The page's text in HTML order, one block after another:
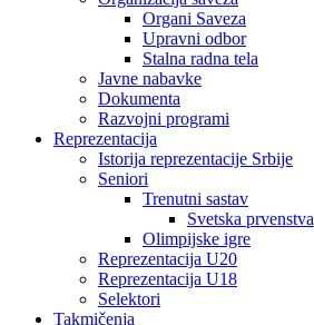
Organi Saveza
Upravni odbor
Stalna radna tela
Javne nabavke
Dokumenta
Razvojni programi
Reprezentacija
Istorija reprezentacije Srbije
Seniori
Trenutni sastav
Svetska prvenstva
Olimpijske igre
Reprezentacija U20
Reprezentacija U18
Selektori
Takmičenja